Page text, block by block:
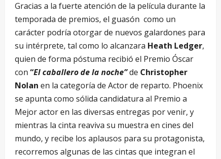
Gracias a la fuerte atención de la película durante la
temporada de premios, el guasón como un
carácter podría otorgar de nuevos galardones para
su intérprete, tal como lo alcanzara Heath Ledger,
quien de forma póstuma recibió el Premio Óscar
con “El caballero de la noche”de Christopher
Nolan en la categoría de Actor de reparto. Phoenix
se apunta como sólida candidatura al Premio a
Mejor actor en las diversas entregas por venir, y
mientras la cinta reaviva su muestra en cines del
mundo, y recibe los aplausos para su protagonista,
recorremos algunas de las cintas que integran el